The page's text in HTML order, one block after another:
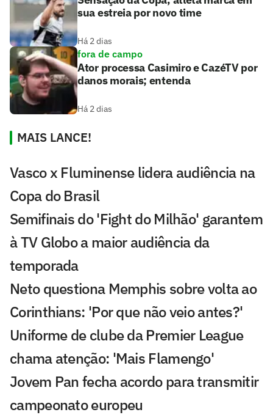
sua estreia por novo time
Há 2 dias
fora de campo
Ator processa Casimiro e CazéTV por
danos morais; entenda
Há 2 dias
MAIS LANCE!
Vasco x Fluminense lidera audiência na
Copa do Brasil
Semifinais do 'Fight do Milhão' garantem
à TV Globo a maior audiência da
temporada
Neto questiona Memphis sobre volta ao
Corinthians: 'Por que não veio antes?'
Uniforme de clube da Premier League
chama atenção: 'Mais Flamengo'
Jovem Pan fecha acordo para transmitir
campeonato europeu